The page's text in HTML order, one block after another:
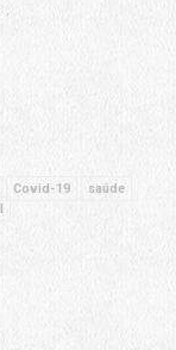
Covid-19
saúde